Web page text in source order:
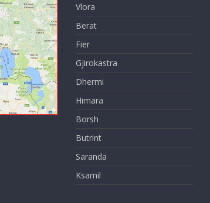
Vlora
Berat
Fier
Gjirokastra
Dhermi
Himara
Borsh
Butrint
Saranda
Ksamil